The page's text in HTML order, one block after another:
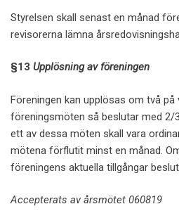
Styrelsen skall senast en månad
revisorerna lämna
§13 Upplösning av föreningen
Föreningen kan upplösas om två på
föreningsmöten så beslutar med
ett av dessa möten skall vara
mötena förflutit minst en månad.
föreningens aktuella tillgångar
Accepterats av årsmötet 060819